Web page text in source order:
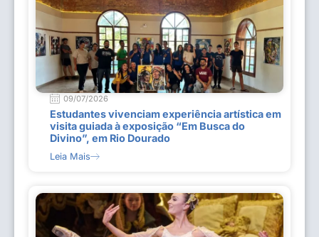
09/07/2026
Estudantes vivenciam experiência artística em
visita guiada à exposição “Em Busca do
Divino”, em Rio Dourado
Leia Mais